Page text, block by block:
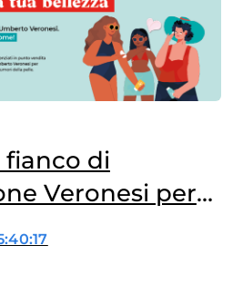
fianco di
Veronesi per
pelle